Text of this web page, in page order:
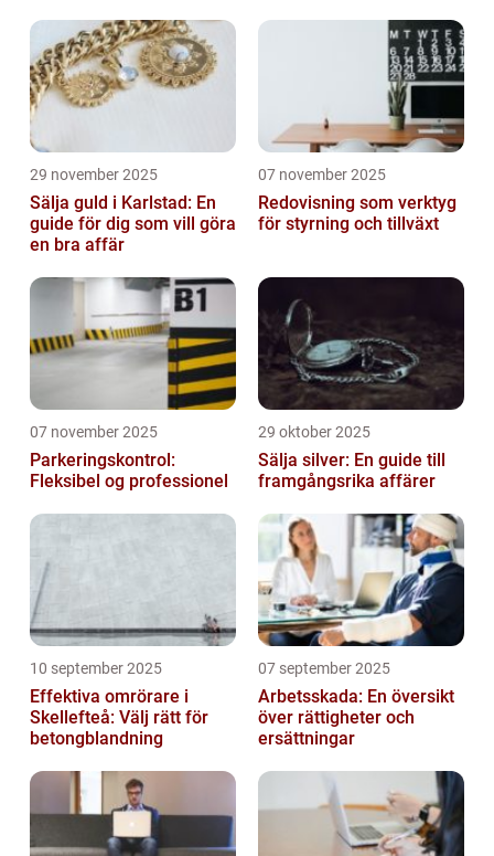
29 november 2025
Sälja guld i Karlstad: En
guide för dig som vill göra
en bra affär
07 november 2025
Redovisning som verktyg
för styrning och tillväxt
07 november 2025
Parkeringskontrol:
Fleksibel og professionel
29 oktober 2025
Sälja silver: En guide till
framgångsrika affärer
10 september 2025
Effektiva omrörare i
Skellefteå: Välj rätt för
betongblandning
07 september 2025
Arbetsskada: En översikt
över rättigheter och
ersättningar